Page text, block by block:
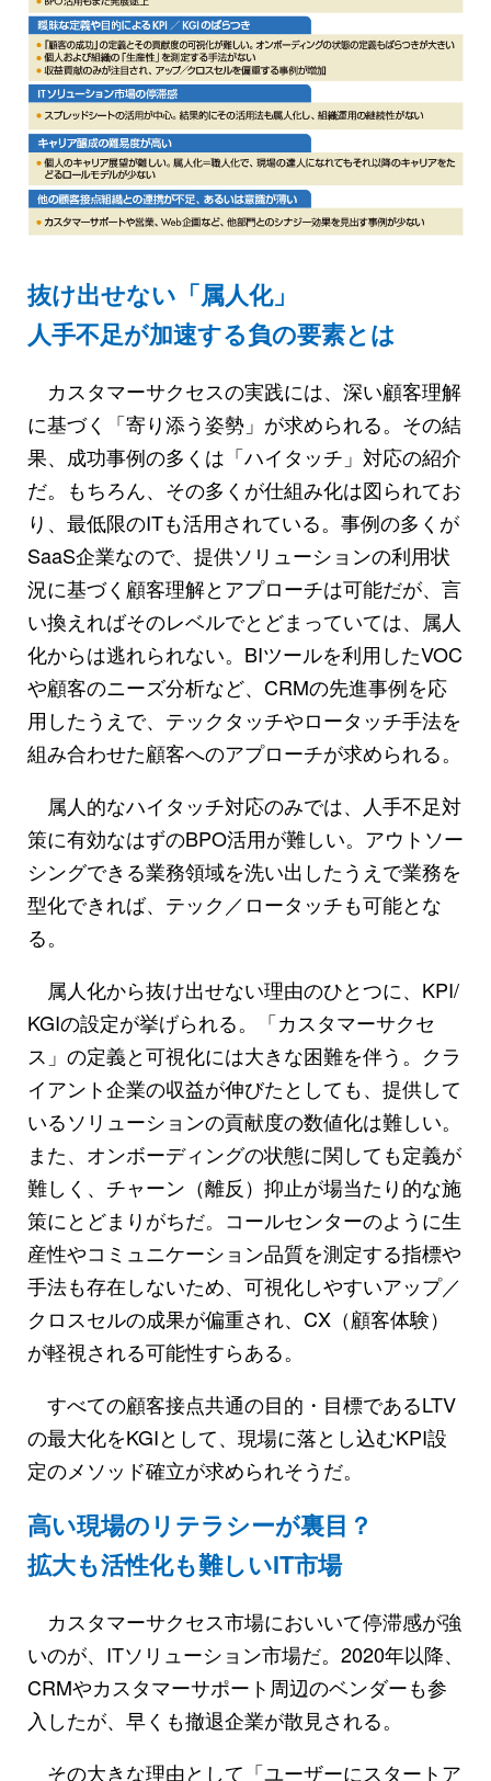
抜け出せない「属人化」
人手不足が加速する負の要素とは
カスタマーサクセスの実践には、深い顧客理解
に基づく「寄り添う姿勢」が求められる。その結
果、成功事例の多くは「ハイタッチ」対応の紹介
だ。もちろん、その多くが仕組み化は図られてお
り、最低限のITも活用されている。事例の多くが
SaaS企業なので、提供ソリューションの利用状
況に基づく顧客理解とアプローチは可能だが、言
い換えればそのレベルでとどまっていては、属人
化からは逃れられない。BIツールを利用したVOC
や顧客のニーズ分析など、CRMの先進事例を応
用したうえで、テックタッチやロータッチ手法を
組み合わせた顧客へのアプローチが求められる。
属人的なハイタッチ対応のみでは、人手不足対
策に有効なはずのBPO活用が難しい。アウトソー
シングできる業務領域を洗い出したうえで業務を
型化できれば、テック／ロータッチも可能とな
る。
属人化から抜け出せない理由のひとつに、KPI/
KGIの設定が挙げられる。「カスタマーサクセ
ス」の定義と可視化には大きな困難を伴う。クラ
イアント企業の収益が伸びたとしても、提供して
いるソリューションの貢献度の数値化は難しい。
また、オンボーディングの状態に関しても定義が
難しく、チャーン（離反）抑止が場当たり的な施
策にとどまりがちだ。コールセンターのように生
産性やコミュニケーション品質を測定する指標や
手法も存在しないため、可視化しやすいアップ／
クロスセルの成果が偏重され、CX（顧客体験）
が軽視される可能性すらある。
すべての顧客接点共通の目的・目標であるLTV
の最大化をKGIとして、現場に落とし込むKPI設
定のメソッド確立が求められそうだ。
高い現場のリテラシーが裏目？
拡大も活性化も難しいIT市場
カスタマーサクセス市場においいて停滞感が強
いのが、ITソリューション市場だ。2020年以降、
CRMやカスタマーサポート周辺のベンダーも参
入したが、早くも撤退企業が散見される。
その大きな理由として「ユーザーにスタートア